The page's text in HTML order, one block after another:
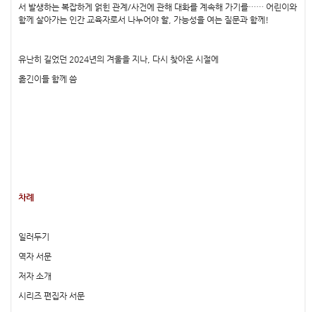
서 발생하는 복잡하게 얽힌 관계/사건에 관해 대화를 계속해 가기를…… 어린이와
함께 살아가는 인간 교육자로서 나누어야 할, 가능성을 여는 질문과 함께!
유난히 길었던 2024년의 겨울을 지나, 다시 찾아온 시절에
옮긴이들 함께 씀
차례
일러두기
역자 서문
저자 소개
시리즈 편집자 서문